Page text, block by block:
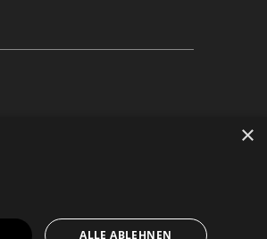
×
ALLE ABLEHNEN